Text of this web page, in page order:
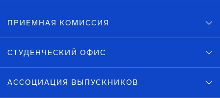
ПРИЕМНАЯ КОМИССИЯ
СТУДЕНЧЕСКИЙ ОФИС
АССОЦИАЦИЯ ВЫПУСКНИКОВ